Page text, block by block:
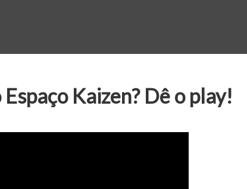
Kaizen? Dê o play!